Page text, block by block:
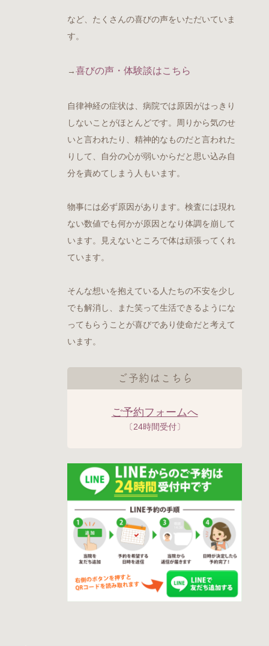
など、たくさんの喜びの声をいただいていま
す。
→喜びの声・体験談はこちら
自律神経の症状は、病院では原因がはっきり
しないことがほとんどです。周りから気のせ
いと言われたり、精神的なものだと言われた
りして、自分の心が弱いからだと思い込み自
分を責めてしまう人もいます。
物事には必ず原因があります。検査には現れ
ない数値でも何かが原因となり体調を崩して
います。見えないところで体は頑張ってくれ
ています。
そんな想いを抱えている人たちの不安を少し
でも解消し、また笑って生活できるようにな
ってもらうことが喜びであり使命だと考えて
います。
ご予約はこちら
ご予約フォームへ
〔24時間受付〕